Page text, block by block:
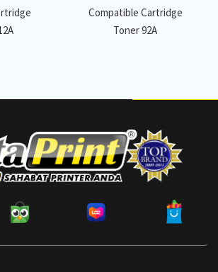
Compatible Cartridge
Toner 92A